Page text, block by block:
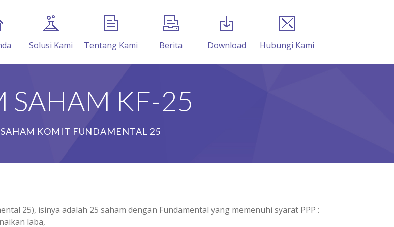
Solusi Kami Tentang Kami Berita Download Hubungi Kami
SAHAM KF-25
KOMIT FUNDAMENTAL 25
25), isinya adalah 25 saham dengan Fundamental yang memenuhi syarat PPP :
laba,